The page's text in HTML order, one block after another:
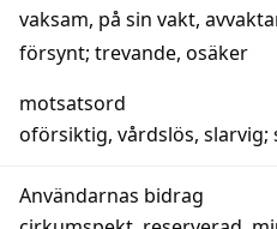
vaksam, på sin vakt,
försynt; trevande, osäker
motsatsord
oförsiktig, vårdslös, slarvig;
Användarnas bidrag